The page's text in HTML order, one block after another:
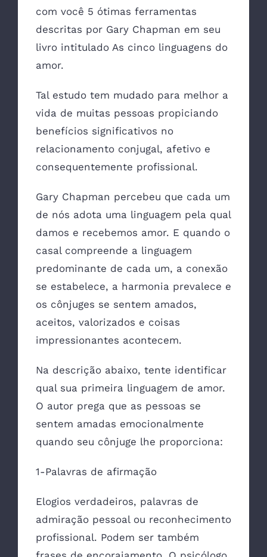
com você 5 ótimas ferramentas
descritas por Gary Chapman em seu
livro intitulado As cinco linguagens do
amor.
Tal estudo tem mudado para melhor a
vida de muitas pessoas propiciando
benefícios significativos no
relacionamento conjugal, afetivo e
consequentemente profissional.
Gary Chapman percebeu que cada um
de nós adota uma linguagem pela qual
damos e recebemos amor. E quando o
casal compreende a linguagem
predominante de cada um, a conexão
se estabelece, a harmonia prevalece e
os cônjuges se sentem amados,
aceitos, valorizados e coisas
impressionantes acontecem.
Na descrição abaixo, tente identificar
qual sua primeira linguagem de amor.
O autor prega que as pessoas se
sentem amadas emocionalmente
quando seu cônjuge lhe proporciona:
1-Palavras de afirmação
Elogios verdadeiros, palavras de
admiração pessoal ou reconhecimento
profissional. Podem ser também